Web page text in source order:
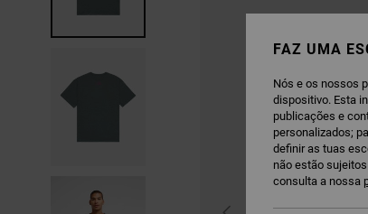
FAZ UMA
Nós e os nossos
dispositivo. Esta
publicações e
personalizados;
definir as tuas
não estão
consulta a nossa